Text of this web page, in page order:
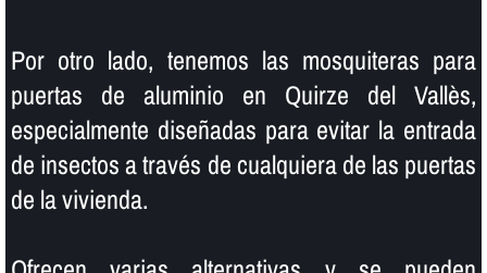
Por otro lado, tenemos las mosquiteras para
puertas de aluminio en Quirze del Vallès,
especialmente diseñadas para evitar la entrada
de insectos a través de cualquiera de las puertas
de la vivienda.